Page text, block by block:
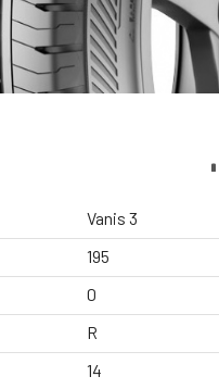
Vanis 3
195
0
R
14